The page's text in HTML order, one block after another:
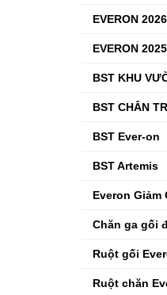
EVERON
EVERON 2025
BST KHU
BST CHÂN
BST Ever-on
BST Artemis
Everon Giảm
Chăn ga gối
Ruột gối
Ruột chăn